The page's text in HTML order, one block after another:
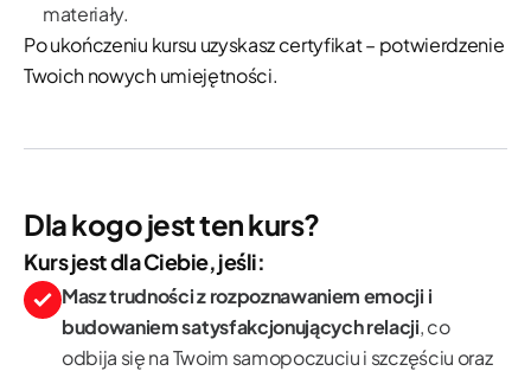
materiały.
Po ukończeniu kursu uzyskasz certyfikat – potwierdzenie
Twoich nowych umiejętności.
Dla kogo jest ten kurs?
Kurs jest dla Ciebie, jeśli:
Masz trudności z rozpoznawaniem emocji i
budowaniem satysfakcjonujących relacji, co
odbija się na Twoim samopoczuciu i szczęściu oraz